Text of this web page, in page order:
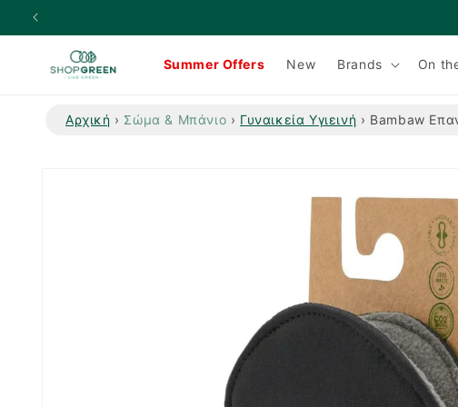
μετάβαση
Summer Offers New Brands On
Αρχική › Σώμα & Μπάνιο › Γυναικεία Υγιεινή › Bambaw